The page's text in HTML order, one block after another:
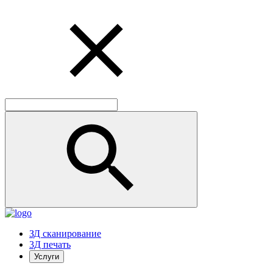
ЗД сканирование
3Д печать
Услуги